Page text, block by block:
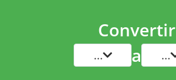
Convertir
... a ...